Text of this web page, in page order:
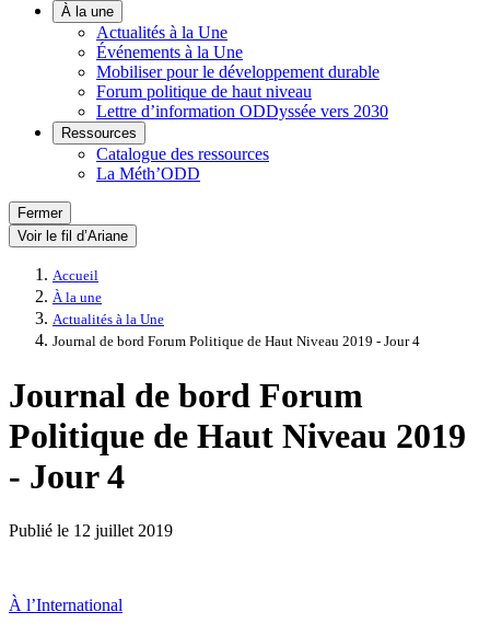
À la une
Actualités à la Une
Événements à la Une
Mobiliser pour le développement durable
Forum politique de haut niveau
Lettre d’information ODDyssée vers 2030
Ressources
Catalogue des ressources
La Méth’ODD
Fermer
Voir le fil d’Ariane
Accueil
À la une
Actualités à la Une
Journal de bord Forum Politique de Haut Niveau 2019 - Jour 4
Journal de bord Forum
Politique de Haut Niveau 2019
- Jour 4
Publié le 12 juillet 2019
À l’International